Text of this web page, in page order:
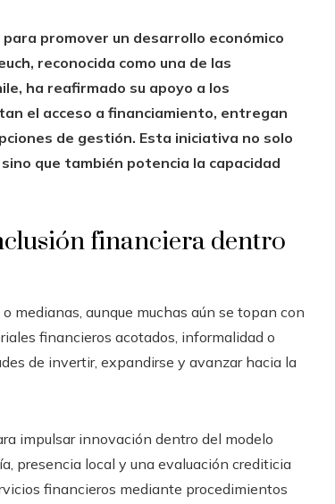
promover un desarrollo económico
reconocida como una de las
ha reafirmado su apoyo a los
el acceso a financiamiento, entregan
de gestión. Esta iniciativa no solo
que también potencia la capacidad
financiera dentro
medianas, aunque muchas aún se topan con
financieros acotados, informalidad o
de invertir, expandirse y avanzar hacia la
impulsar innovación dentro del modelo
presencia local y una evaluación crediticia
financieros mediante procedimientos